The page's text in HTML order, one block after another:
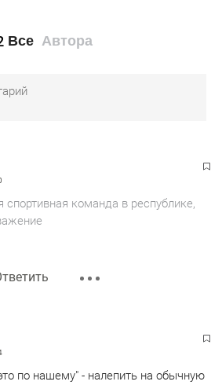
Все Автора
команда в республике,
по нашему" - налепить на обычную